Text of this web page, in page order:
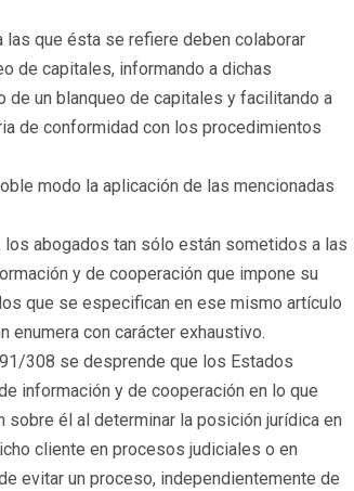
las que ésta se refiere deben colaborar
de capitales, informando a dichas
de un blanqueo de capitales y facilitando a
de conformidad con los procedimientos
modo la aplicación de las mencionadas
los abogados tan sólo están sometidos a las
y de cooperación que impone su
que se especifican en ese mismo artículo
enumera con carácter exhaustivo.
308 se desprende que los Estados
información y de cooperación en lo que
él al determinar la posición jurídica en
cliente en procesos judiciales o en
evitar un proceso, independientemente de